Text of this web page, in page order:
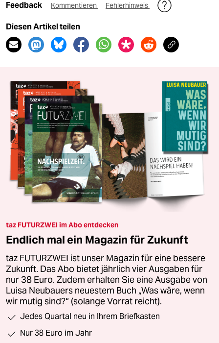
Feedback Kommentieren Fehlerhinweis
Diesen Artikel teilen
taz FUTURZWEI im Abo entdecken
Endlich mal ein Magazin für Zukunft
taz FUTURZWEI ist unser Magazin für eine bessere
Zukunft. Das Abo bietet jährlich vier Ausgaben für
nur 38 Euro. Zudem erhalten Sie eine Ausgabe von
Luisa Neubauers neuestem Buch „Was wäre, wenn
wir mutig sind?“ (solange Vorrat reicht).
Jedes Quartal neu in Ihrem Briefkasten
Nur 38 Euro im Jahr